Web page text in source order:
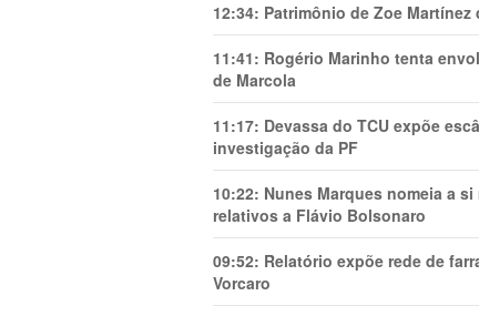
12:34: Patrimônio de Zoe
11:41: Rogério Marinho tenta
de Marcola
11:17: Devassa do TCU expõe
investigação da PF
10:22: Nunes Marques nomeia a
relativos a Flávio Bolsonaro
09:52: Relatório expõe rede de
Vorcaro